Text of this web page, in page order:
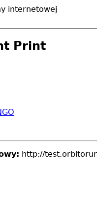
internetowej
Print
http://